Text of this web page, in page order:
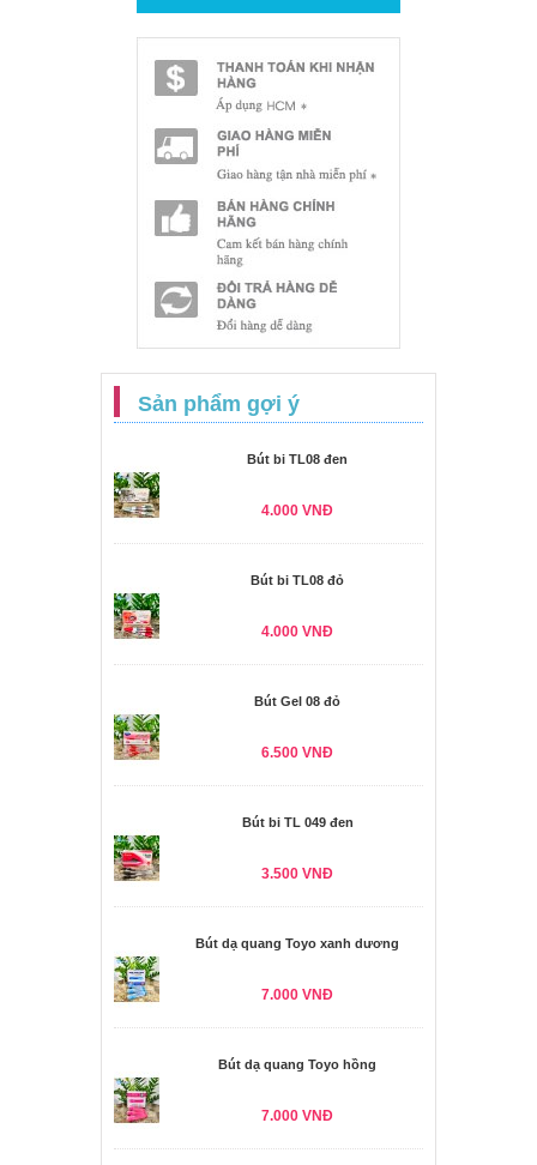
Sản phẩm gợi ý
Bút bi TL08 đen
4.000 VNĐ
Bút bi TL08 đỏ
4.000 VNĐ
Bút Gel 08 đỏ
6.500 VNĐ
Bút bi TL 049 đen
3.500 VNĐ
Bút dạ quang Toyo xanh dương
7.000 VNĐ
Bút dạ quang Toyo hồng
7.000 VNĐ